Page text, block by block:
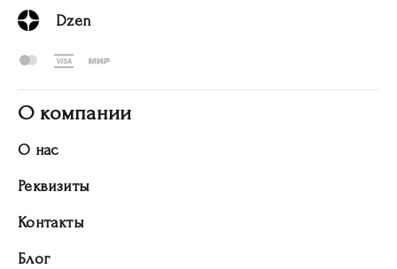
Dzen
О компании
О нас
Реквизиты
Контакты
Блог